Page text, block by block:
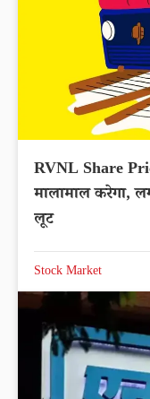
RVNL Share
मालामाल करेगा,
लूट
Stock Market